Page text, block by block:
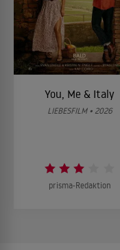
You, Me & Italy
LIEBESFILM • 2026
prisma-Redaktion